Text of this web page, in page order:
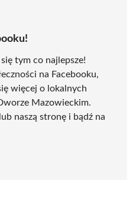
tym co najlepsze!
na Facebooku,
więcej o lokalnych
Mazowieckim.
naszą stronę i bądź na